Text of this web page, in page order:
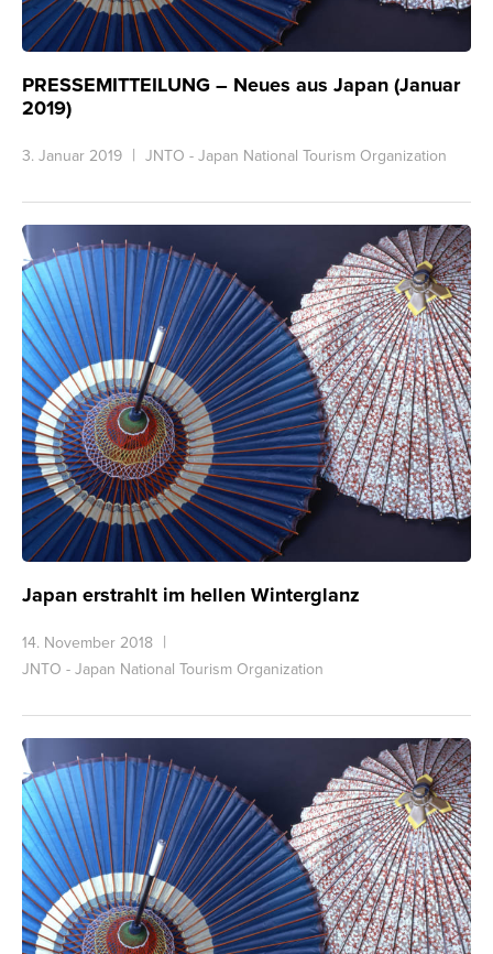
PRESSEMITTEILUNG – Neues aus Japan (Januar
2019)
3. Januar 2019 JNTO - Japan National Tourism Organization
Japan erstrahlt im hellen Winterglanz
14. November 2018
JNTO - Japan National Tourism Organization